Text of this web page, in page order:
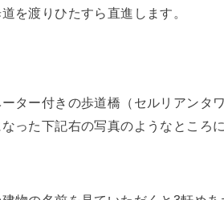
を渡りひたすら直進します。
ター付きの歩道橋（セルリアンタ
った下記右の写真のようなところに